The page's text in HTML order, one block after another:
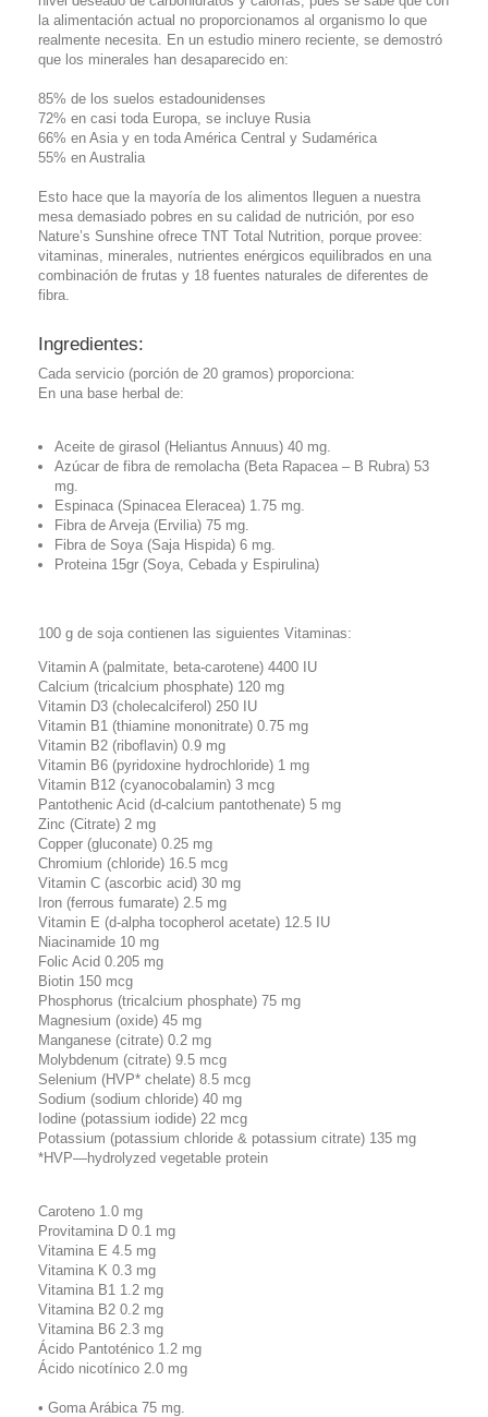
la alimentación actual no proporcionamos al organismo lo que
realmente necesita. En un estudio minero reciente, se demostró
que los minerales han desaparecido en:
85% de los suelos estadounidenses
72% en casi toda Europa, se incluye Rusia
66% en Asia y en toda América Central y Sudamérica
55% en Australia
Esto hace que la mayoría de los alimentos lleguen a nuestra
mesa demasiado pobres en su calidad de nutrición, por eso
Nature’s Sunshine ofrece TNT Total Nutrition, porque provee:
vitaminas, minerales, nutrientes enérgicos equilibrados en una
combinación de frutas y 18 fuentes naturales de diferentes de
fibra.
Ingredientes:
Cada servicio (porción de 20 gramos) proporciona:
En una base herbal de:
Aceite de girasol (Heliantus Annuus) 40 mg.
Azúcar de fibra de remolacha (Beta Rapacea – B Rubra) 53
mg.
Espinaca (Spinacea Eleracea) 1.75 mg.
Fibra de Arveja (Ervilia) 75 mg.
Fibra de Soya (Saja Hispida) 6 mg.
Proteina 15gr (Soya, Cebada y Espirulina)
100 g de soja contienen las siguientes Vitaminas:
Vitamin A (palmitate, beta-carotene) 4400 IU
Calcium (tricalcium phosphate) 120 mg
Vitamin D3 (cholecalciferol) 250 IU
Vitamin B1 (thiamine mononitrate) 0.75 mg
Vitamin B2 (riboflavin) 0.9 mg
Vitamin B6 (pyridoxine hydrochloride) 1 mg
Vitamin B12 (cyanocobalamin) 3 mcg
Pantothenic Acid (d-calcium pantothenate) 5 mg
Zinc (Citrate) 2 mg
Copper (gluconate) 0.25 mg
Chromium (chloride) 16.5 mcg
Vitamin C (ascorbic acid) 30 mg
Iron (ferrous fumarate) 2.5 mg
Vitamin E (d-alpha tocopherol acetate) 12.5 IU
Niacinamide 10 mg
Folic Acid 0.205 mg
Biotin 150 mcg
Phosphorus (tricalcium phosphate) 75 mg
Magnesium (oxide) 45 mg
Manganese (citrate) 0.2 mg
Molybdenum (citrate) 9.5 mcg
Selenium (HVP* chelate) 8.5 mcg
Sodium (sodium chloride) 40 mg
Iodine (potassium iodide) 22 mcg
Potassium (potassium chloride & potassium citrate) 135 mg
*HVP—hydrolyzed vegetable protein
Caroteno 1.0 mg
Provitamina D 0.1 mg
Vitamina E 4.5 mg
Vitamina K 0.3 mg
Vitamina B1 1.2 mg
Vitamina B2 0.2 mg
Vitamina B6 2.3 mg
Ácido Pantoténico 1.2 mg
Ácido nicotínico 2.0 mg
• Goma Arábica 75 mg.